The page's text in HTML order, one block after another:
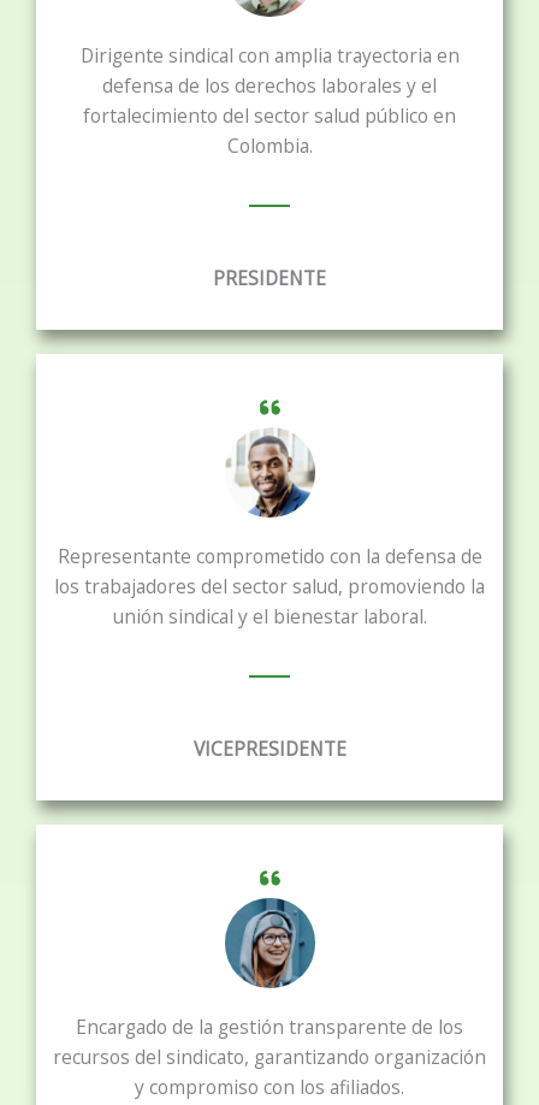
Dirigente sindical con amplia trayectoria en
defensa de los derechos laborales y el
fortalecimiento del sector salud público en
Colombia.
PRESIDENTE
Representante comprometido con la defensa de
los trabajadores del sector salud, promoviendo la
unión sindical y el bienestar laboral.
VICEPRESIDENTE
Encargado de la gestión transparente de los
recursos del sindicato, garantizando organización
y compromiso con los afiliados.